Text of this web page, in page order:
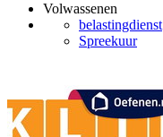
Volwassenen
belastingdienst
Spreekuur